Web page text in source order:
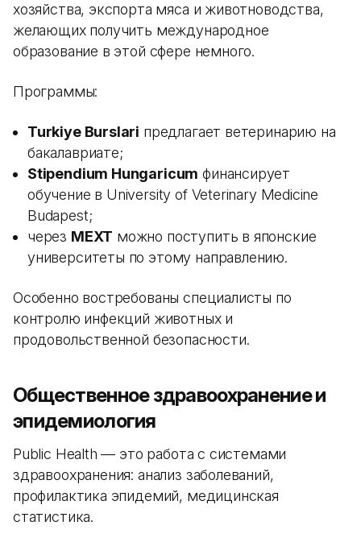
хозяйства, экспорта мяса и животноводства,
желающих получить международное
образование в этой сфере немного.
Программы:
Turkiye Burslari предлагает ветеринарию на
бакалавриате;
Stipendium Hungaricum финансирует
обучение в University of Veterinary Medicine
Budapest;
через MEXT можно поступить в японские
университеты по этому направлению.
Особенно востребованы специалисты по
контролю инфекций животных и
продовольственной безопасности.
Общественное здравоохранение и
эпидемиология
Public Health — это работа с системами
здравоохранения: анализ заболеваний,
профилактика эпидемий, медицинская
статистика.